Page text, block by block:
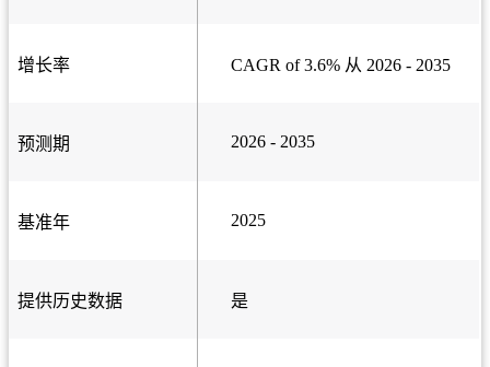
增长率 CAGR of 3.6% 从 2026 - 2035
预测期 2026 - 2035
基准年 2025
提供历史数据 是